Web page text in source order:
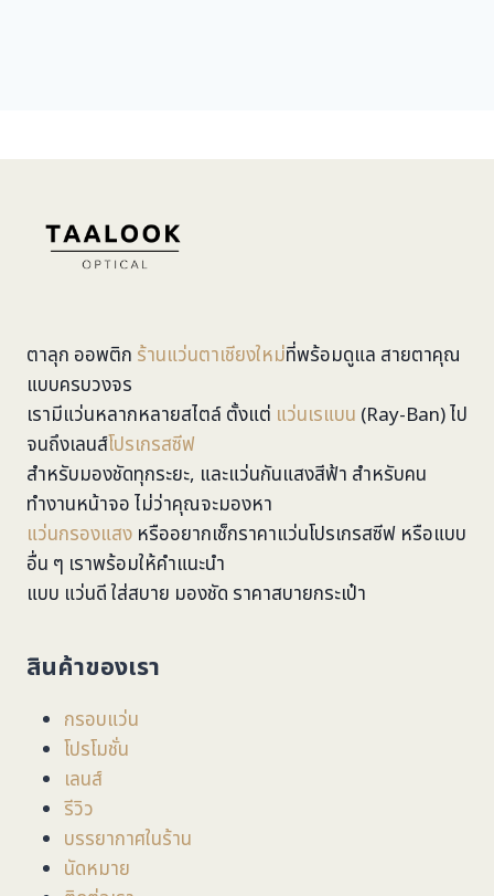
ตาลุก ออพติก ร้านแว่นตาเชียงใหม่ที่พร้อมดูแล สายตาคุณ
แบบครบวงจร
เรามีแว่นหลากหลายสไตล์ ตั้งแต่ แว่นเรแบน (Ray-Ban) ไป
จนถึงเลนส์โปรเกรสซีฟ
สำหรับมองชัดทุกระยะ, และแว่นกันแสงสีฟ้า สำหรับคน
ทำงานหน้าจอ ไม่ว่าคุณจะมองหา
แว่นกรองแสง หรืออยากเช็กราคาแว่นโปรเกรสซีฟ หรือแบบ
อื่น ๆ เราพร้อมให้คำแนะนำ
แบบ แว่นดี ใส่สบาย มองชัด ราคาสบายกระเป๋า
สินค้าของเรา
กรอบแว่น
โปรโมชั่น
เลนส์
รีวิว
บรรยากาศในร้าน
นัดหมาย